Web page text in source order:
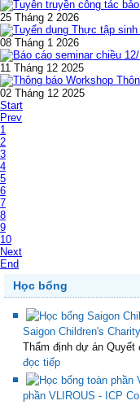
25 Tháng 2 2026
08 Tháng 1 2026
11 Tháng 12 2025
02 Tháng 12 2025
Start
Prev
1
2
3
4
5
6
7
8
9
10
Next
End
Học bổng
Saigon Children's
Thẩm định dự án
đọc tiếp
phần VLIROUS - ICP